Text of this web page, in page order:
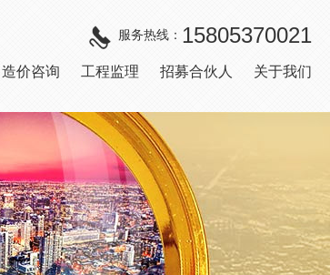
服务热线： 15805370021
造价咨询 工程监理 招募合伙人 关于我们